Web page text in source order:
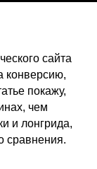
сайта
конверсию,
покажу,
чем
и лонгрида,
сравнения.